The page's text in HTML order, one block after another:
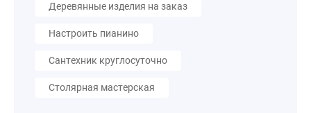
Деревянные изделия на заказ
Настроить пианино
Сантехник круглосуточно
Столярная мастерская